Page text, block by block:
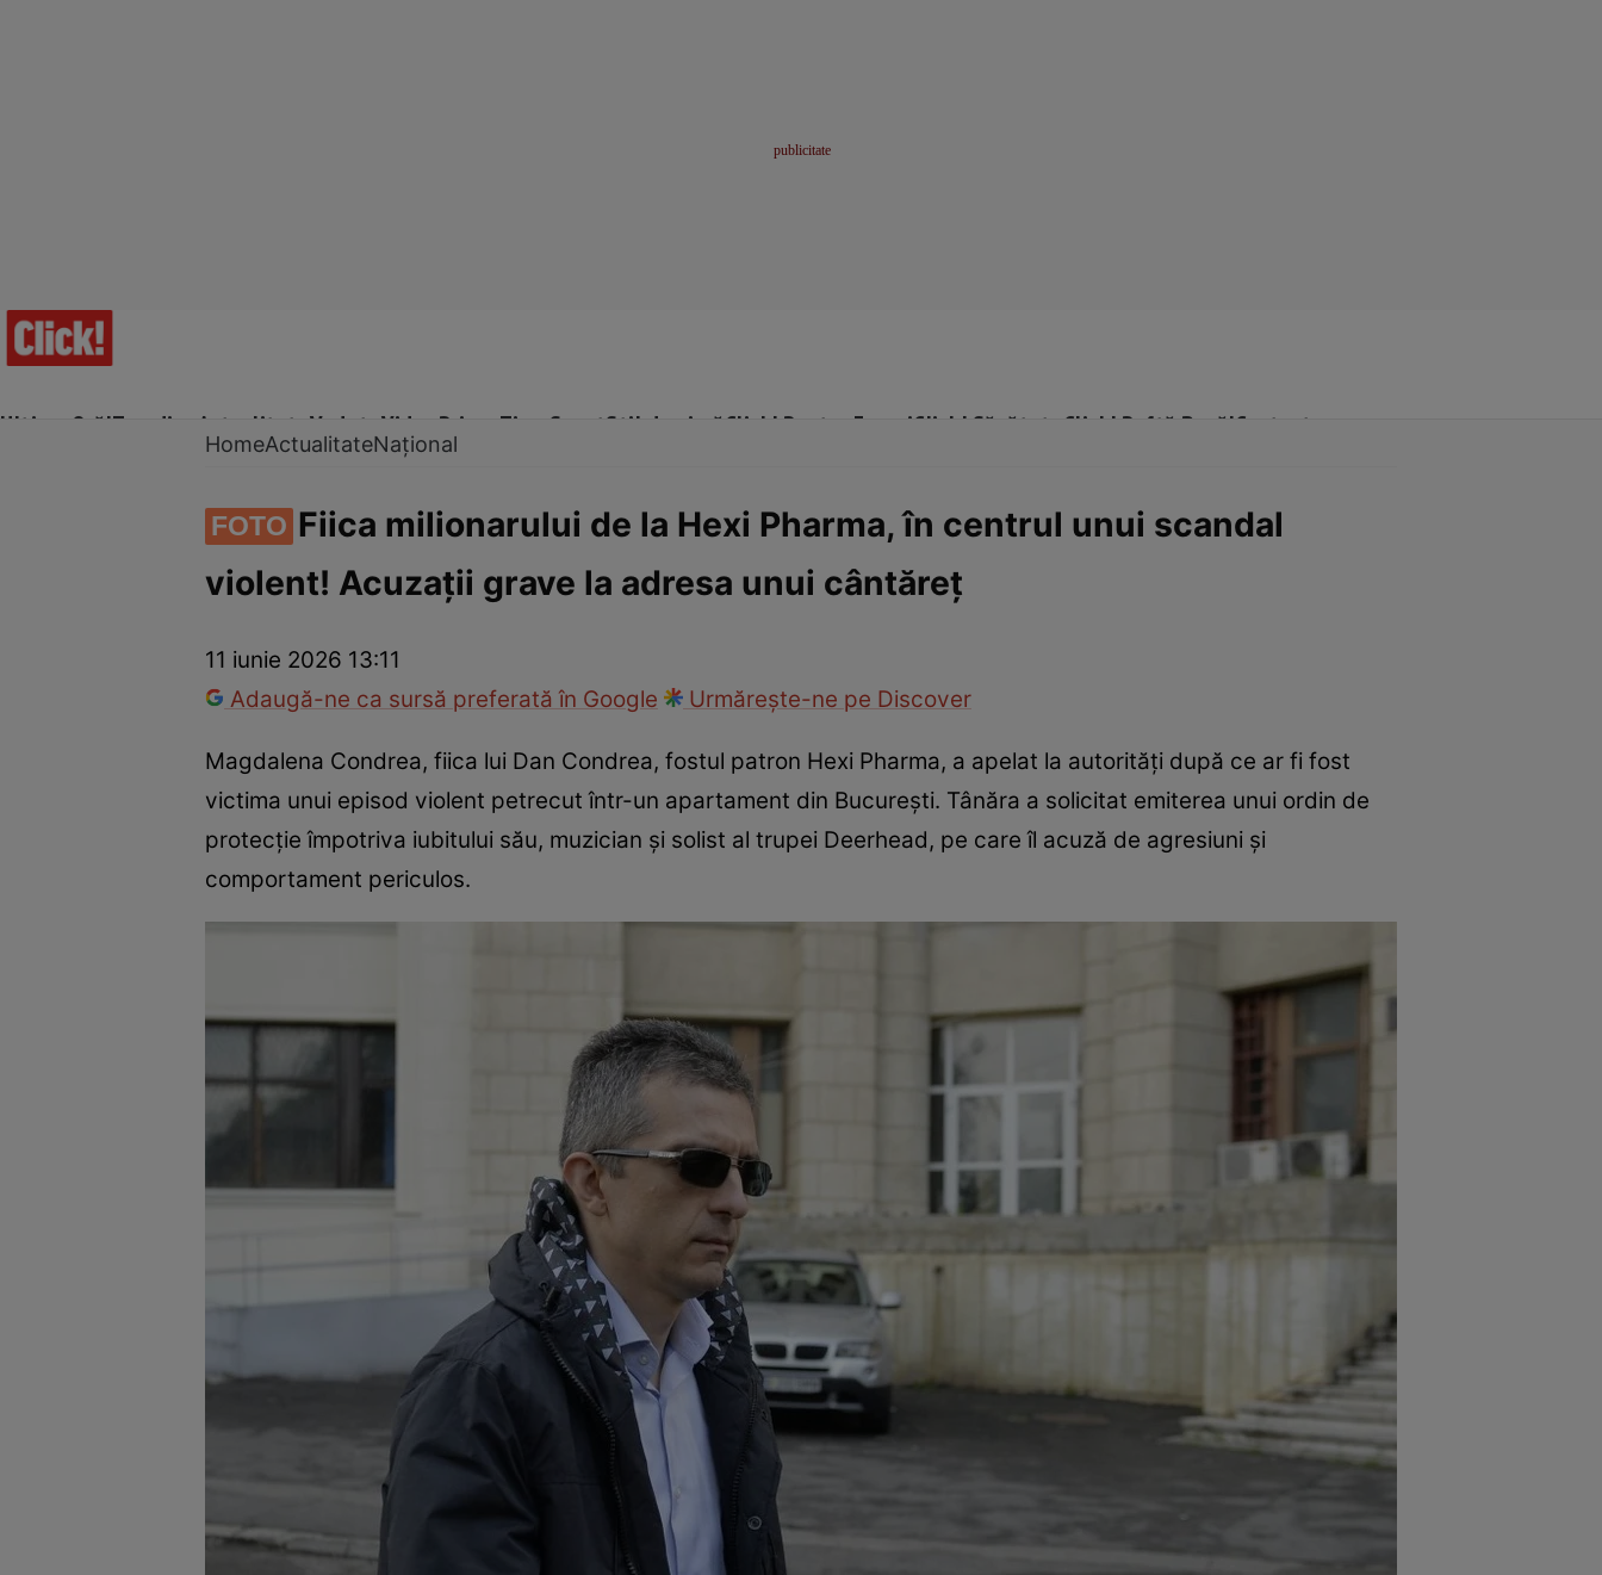
Ultima Oră!Trending Actualitate Vedete Video Prime Time SportStil de viațăClick! Pentru FemeiClick! Sănătate Click! Poftă Bună!Contact
Internațional Fapt diversTehnologieNaționalSport
HomeActualitateNațional
FOTO Fiica milionarului de la Hexi Pharma, în centrul unui scandal
violent! Acuzații grave la adresa unui cântăreț
11 iunie 2026 13:11
Adaugă-ne ca sursă preferată în Google
Urmărește-ne pe Discover
Magdalena Condrea, fiica lui Dan Condrea, fostul patron Hexi Pharma, a apelat la autorități după ce ar fi fost
victima unui episod violent petrecut într-un apartament din București. Tânăra a solicitat emiterea unui ordin de
protecție împotriva iubitului său, muzician și solist al trupei Deerhead, pe care îl acuză de agresiuni și
comportament periculos.